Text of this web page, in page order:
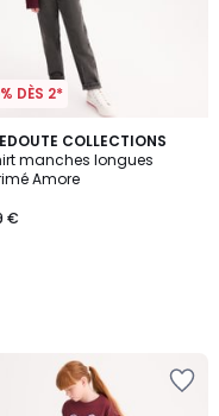
DÈS 2*
COLLECTIONS
manches longues
Amore
€